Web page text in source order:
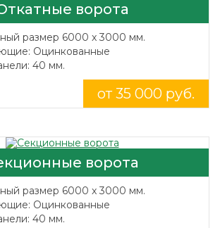
ворота
размер 6000 x 3000 мм.
Оцинкованные
40 мм.
от 35 000 руб.
ворота
размер 6000 x 3000 мм.
Оцинкованные
40 мм.